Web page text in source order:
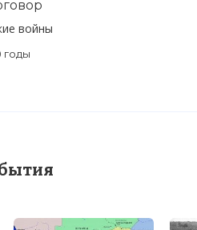
войны
годы